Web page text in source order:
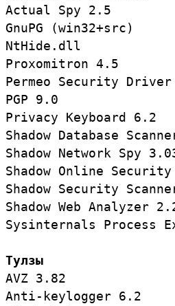
Actual Spy 2.5
GnuPG (win32+src)
NtHide.dll
Proxomitron 4.5
Permeo Security Driver
PGP 9.0
Privacy Keyboard 6.2
Shadow Database
Shadow Network Spy
Shadow Online
Shadow Security
Shadow Web Analyzer
Sysinternals Process
Тулзы
AVZ 3.82
Anti-keylogger 6.2